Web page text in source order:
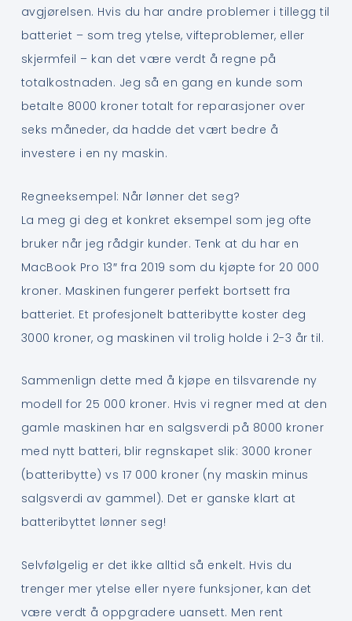
avgjørelsen. Hvis du har andre problemer i tillegg til
batteriet – som treg ytelse, vifteproblemer, eller
skjermfeil – kan det være verdt å regne på
totalkostnaden. Jeg så en gang en kunde som
betalte 8000 kroner totalt for reparasjoner over
seks måneder, da hadde det vært bedre å
investere i en ny maskin.
Regneeksempel: Når lønner det seg?
La meg gi deg et konkret eksempel som jeg ofte
bruker når jeg rådgir kunder. Tenk at du har en
MacBook Pro 13″ fra 2019 som du kjøpte for 20 000
kroner. Maskinen fungerer perfekt bortsett fra
batteriet. Et profesjonelt batteribytte koster deg
3000 kroner, og maskinen vil trolig holde i 2-3 år til.
Sammenlign dette med å kjøpe en tilsvarende ny
modell for 25 000 kroner. Hvis vi regner med at den
gamle maskinen har en salgsverdi på 8000 kroner
med nytt batteri, blir regnskapet slik: 3000 kroner
(batteribytte) vs 17 000 kroner (ny maskin minus
salgsverdi av gammel). Det er ganske klart at
batteribyttet lønner seg!
Selvfølgelig er det ikke alltid så enkelt. Hvis du
trenger mer ytelse eller nyere funksjoner, kan det
være verdt å oppgradere uansett. Men rent